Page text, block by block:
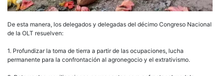
De esta manera, los delegados y delegadas del décimo Congreso Nacional
de la OLT resuelven:
1. Profundizar la toma de tierra a partir de las ocupaciones, lucha
permanente para la confrontación al agronegocio y el extrativismo.